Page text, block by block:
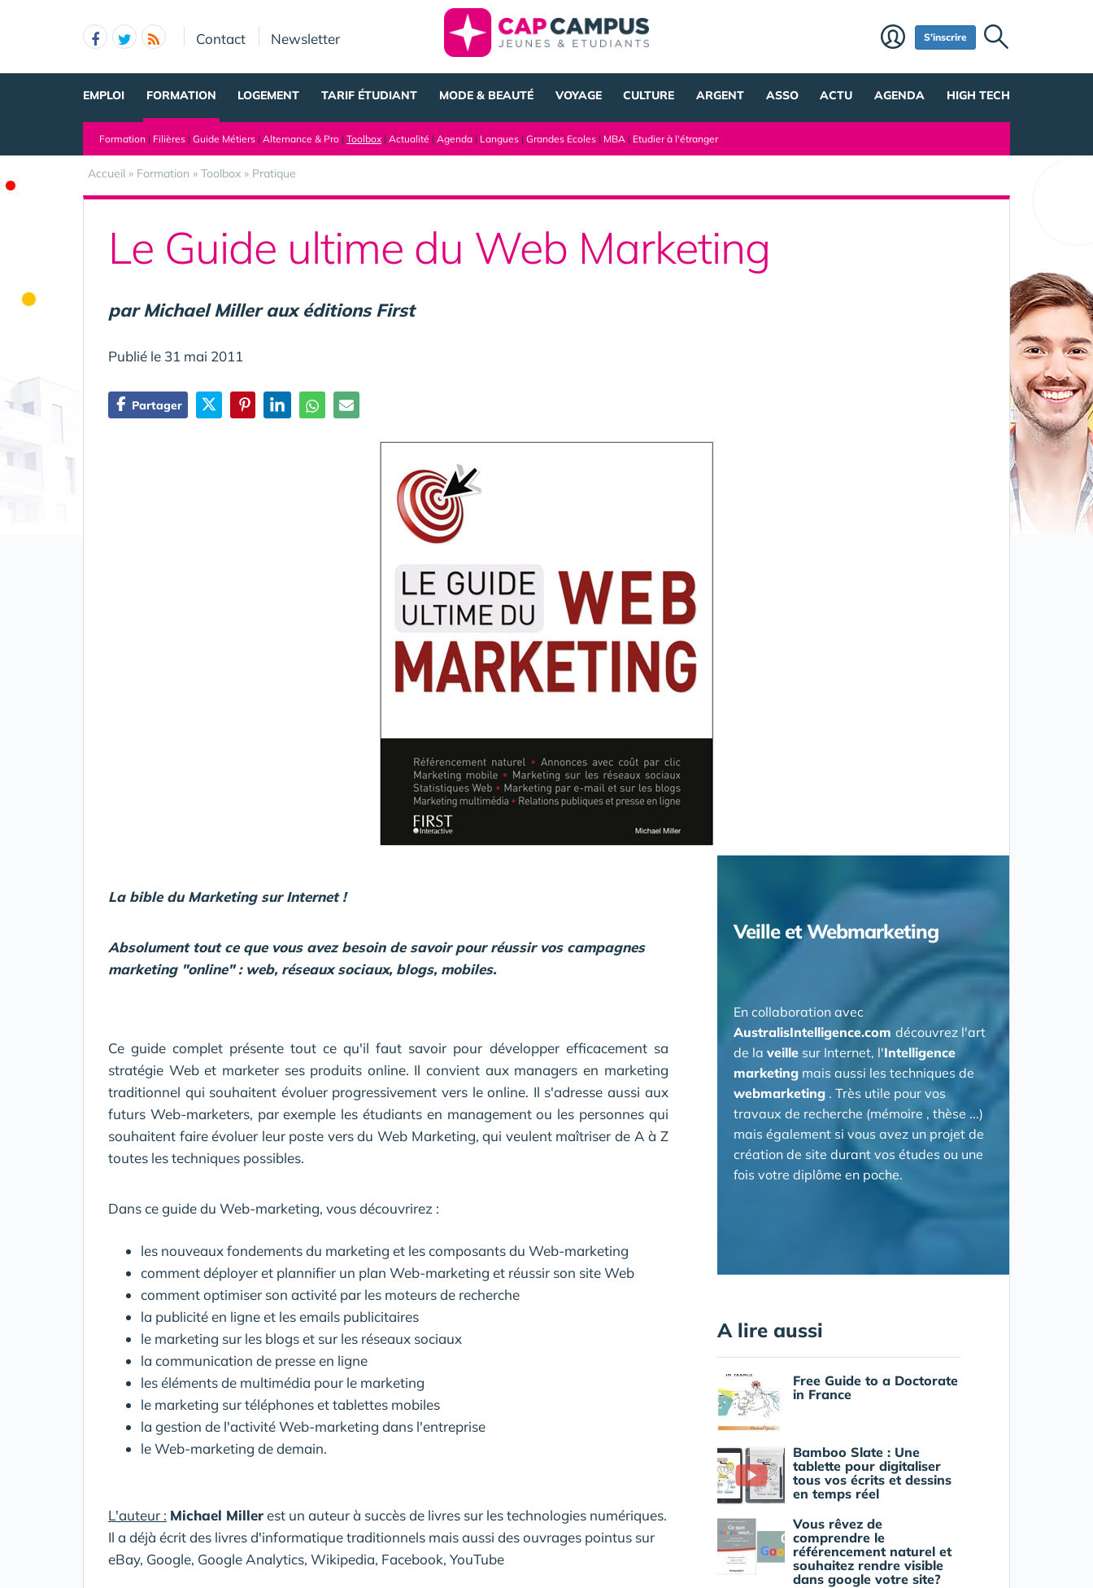
Contact Newsletter S'inscrire
EMPLOI FORMATION LOGEMENT TARIF ÉTUDIANT MODE & BEAUTÉ VOYAGE CULTURE ARGENT ASSO ACTU AGENDA HIGH TECH
Formation | Filières | Guide Métiers | Alternance & Pro | Toolbox | Actualité | Agenda | Langues | Grandes Ecoles | MBA | Etudier à l'étranger
Accueil » Formation » Toolbox » Pratique
Le Guide ultime du Web Marketing
par Michael Miller aux éditions First
Publié le 31 mai 2011
Partager
La bible du Marketing sur Internet !
Absolument tout ce que vous avez besoin de savoir pour réussir vos campagnes
marketing "online" : web, réseaux sociaux, blogs, mobiles.
Ce guide complet présente tout ce qu'il faut savoir pour développer efficacement sa
stratégie Web et marketer ses produits online. Il convient aux managers en marketing
traditionnel qui souhaitent évoluer progressivement vers le online. Il s'adresse aussi aux
futurs Web-marketers, par exemple les étudiants en management ou les personnes qui
souhaitent faire évoluer leur poste vers du Web Marketing, qui veulent maîtriser de A à Z
toutes les techniques possibles.
Dans ce guide du Web-marketing, vous découvrirez :
les nouveaux fondements du marketing et les composants du Web-marketing
comment déployer et plannifier un plan Web-marketing et réussir son site Web
comment optimiser son activité par les moteurs de recherche
la publicité en ligne et les emails publicitaires
le marketing sur les blogs et sur les réseaux sociaux
la communication de presse en ligne
les éléments de multimédia pour le marketing
le marketing sur téléphones et tablettes mobiles
la gestion de l'activité Web-marketing dans l'entreprise
le Web-marketing de demain.
L'auteur : Michael Millerest un auteur à succès de livres sur les technologies numériques.
Il a déjà écrit des livres d'informatique traditionnels mais aussi des ouvrages pointus sur
eBay, Google, Google Analytics, Wikipedia, Facebook, YouTube
Veille et Webmarketing
En collaboration avec
AustralisIntelligence.com découvrez l'art
de la veillesur Internet, l'Intelligence
marketing mais aussi les techniques de
webmarketing. Très utile pour vos
travaux de recherche (mémoire , thèse ...)
mais également si vous avez un projet de
création de site durant vos études ou une
fois votre diplôme en poche.
A lire aussi
Free Guide to a Doctorate
in France
Bamboo Slate : Une
tablette pour digitaliser
tous vos écrits et dessins
en temps réel
Vous rêvez de
comprendre le
référencement naturel et
souhaitez rendre visible
dans google votre site?